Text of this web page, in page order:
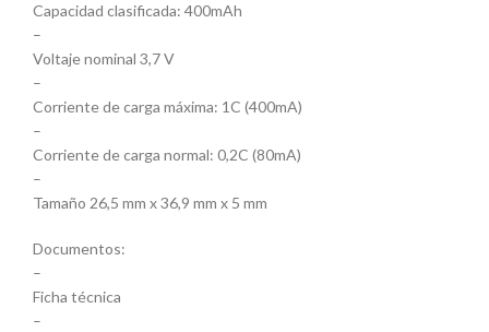
Capacidad clasificada: 400mAh
–
Voltaje nominal 3,7 V
–
Corriente de carga máxima: 1C (400mA)
–
Corriente de carga normal: 0,2C (80mA)
–
Tamaño 26,5 mm x 36,9 mm x 5 mm
Documentos:
–
Ficha técnica
–